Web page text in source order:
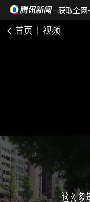
· 获取全
首页 视频